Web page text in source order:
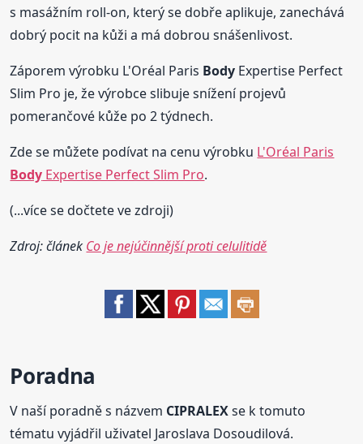
s masážním roll-on, který se dobře aplikuje, zanechává
dobrý pocit na kůži a má dobrou snášenlivost.
Záporem výrobku L'Oréal Paris Body Expertise Perfect
Slim Pro je, že výrobce slibuje snížení projevů
pomerančové kůže po 2 týdnech.
Zde se můžete podívat na cenu výrobku L'Oréal Paris
Body Expertise Perfect Slim Pro.
(...více se dočtete ve zdroji)
Zdroj: článek Co je nejúčinnější proti celulitidě
Poradna
V naší poradně s názvem CIPRALEXse k tomuto
tématu vyjádřil uživatel Jaroslava Dosoudilová.